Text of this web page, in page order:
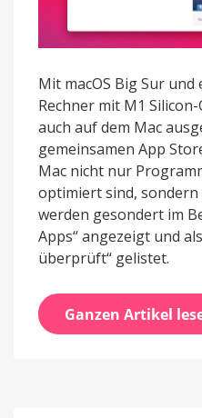
Mit macOS Big Sur
Rechner mit M1
auch auf dem Mac
gemeinsamen App
Mac nicht nur
optimiert sind, sondern
werden gesondert im
Apps“ angezeigt und
überprüft“ gelistet.
Ganzen Artikel